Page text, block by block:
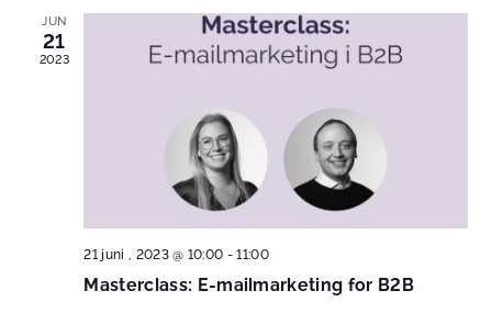
JUN
21
2023
21 juni , 2023 @ 10:00 -11:00
Masterclass: E-mailmarketing for B2B